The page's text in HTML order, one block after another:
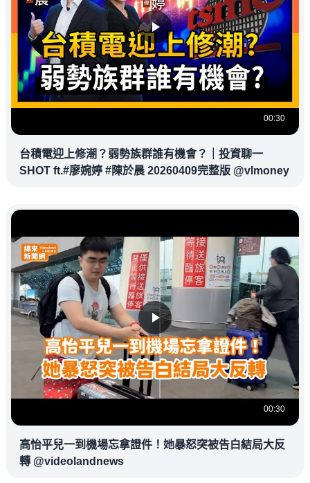
00:30
台積電迎上修潮？弱勢族群誰有機會？｜投資聊一
SHOT ft.#廖婉婷 #陳於晨 20260409完整版 @vlmoney
00:30
高怡平兒一到機場忘拿證件！她暴怒突被告白結局大反
轉 @videolandnews